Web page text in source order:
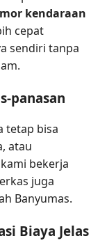
kendaraan
cepat
sendiri tanpa
panasan
tetap bisa
atau
bekerja
juga
Banyumas.
Biaya Jelas